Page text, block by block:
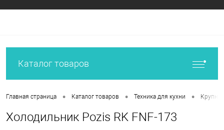
Каталог товаров
Главная страница • Каталог товаров • Техника для кухни •
Холодильник Pozis RK FNF-173